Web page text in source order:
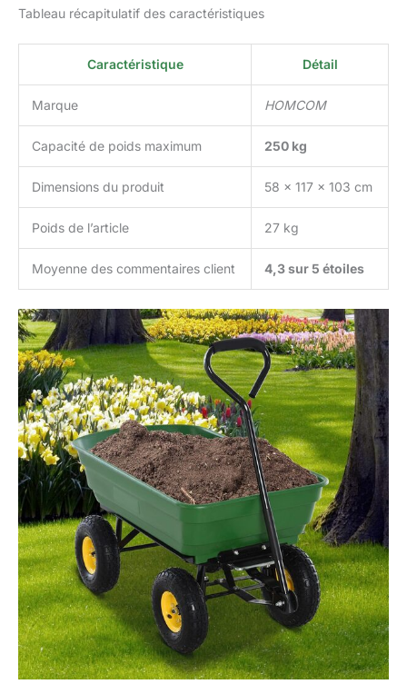
Tableau récapitulatif des caractéristiques
Caractéristique Détail
Marque HOMCOM
Capacité de poids maximum 250 kg
Dimensions du produit 58 x 117 x 103 cm
Poids de l’article 27 kg
Moyenne des commentaires client 4,3 sur 5 étoiles